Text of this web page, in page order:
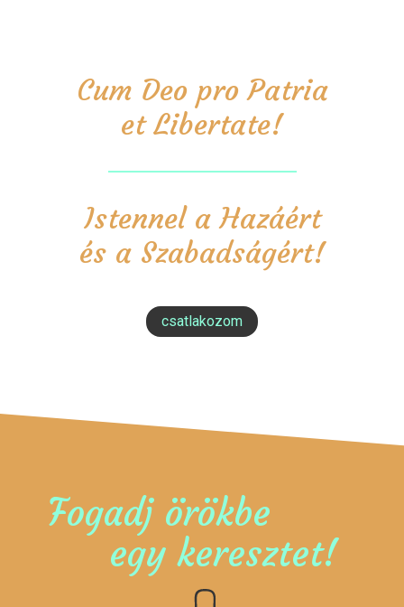
Cum Deo pro Patria
et Libertate!
Istennel a Hazáért
és a Szabadságért!
csatlakozom
Fogadj örökbe
egy keresztet!